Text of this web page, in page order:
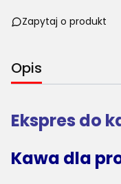
Zapytaj o produkt
Opis
Ekspres do
Kawa dla